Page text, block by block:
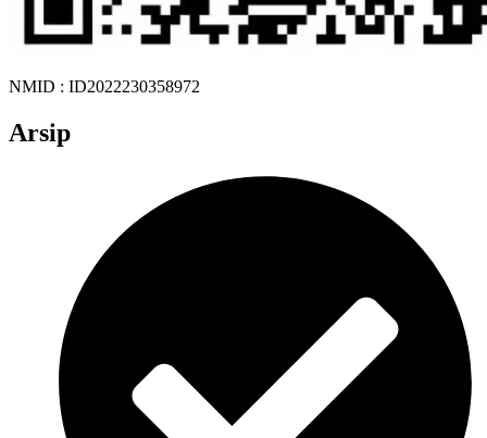
NMID : ID2022230358972
Arsip